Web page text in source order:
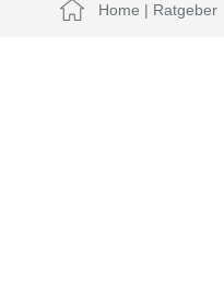
Home | Ratgeber